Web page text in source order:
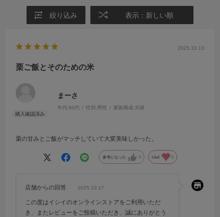
絞り込み 表示：新しい順
2025.10.13
栗ご飯とそのための米
まーさ
年代:60代 性別:男性 家族構成:夫婦
栗の甘みとご飯がマッチしていて大変美味しかった。
参考になった 0 Like! 0
店舗からの回答 2025.10.17
この度はイシイのオンラインストアをご利用いただ
き、またレビューをご投稿いただき、誠にありがとう